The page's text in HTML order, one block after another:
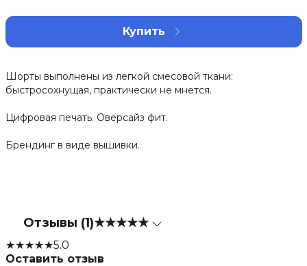
Купить
Шорты выполнены из легкой смесовой ткани:
быстросохнущая, практически не мнется.
Цифровая печать. Оверсайз фит.
Брендинг в виде вышивки.
Отзывы (1)★★★★★
★★★★★5.0
Оставить отзыв